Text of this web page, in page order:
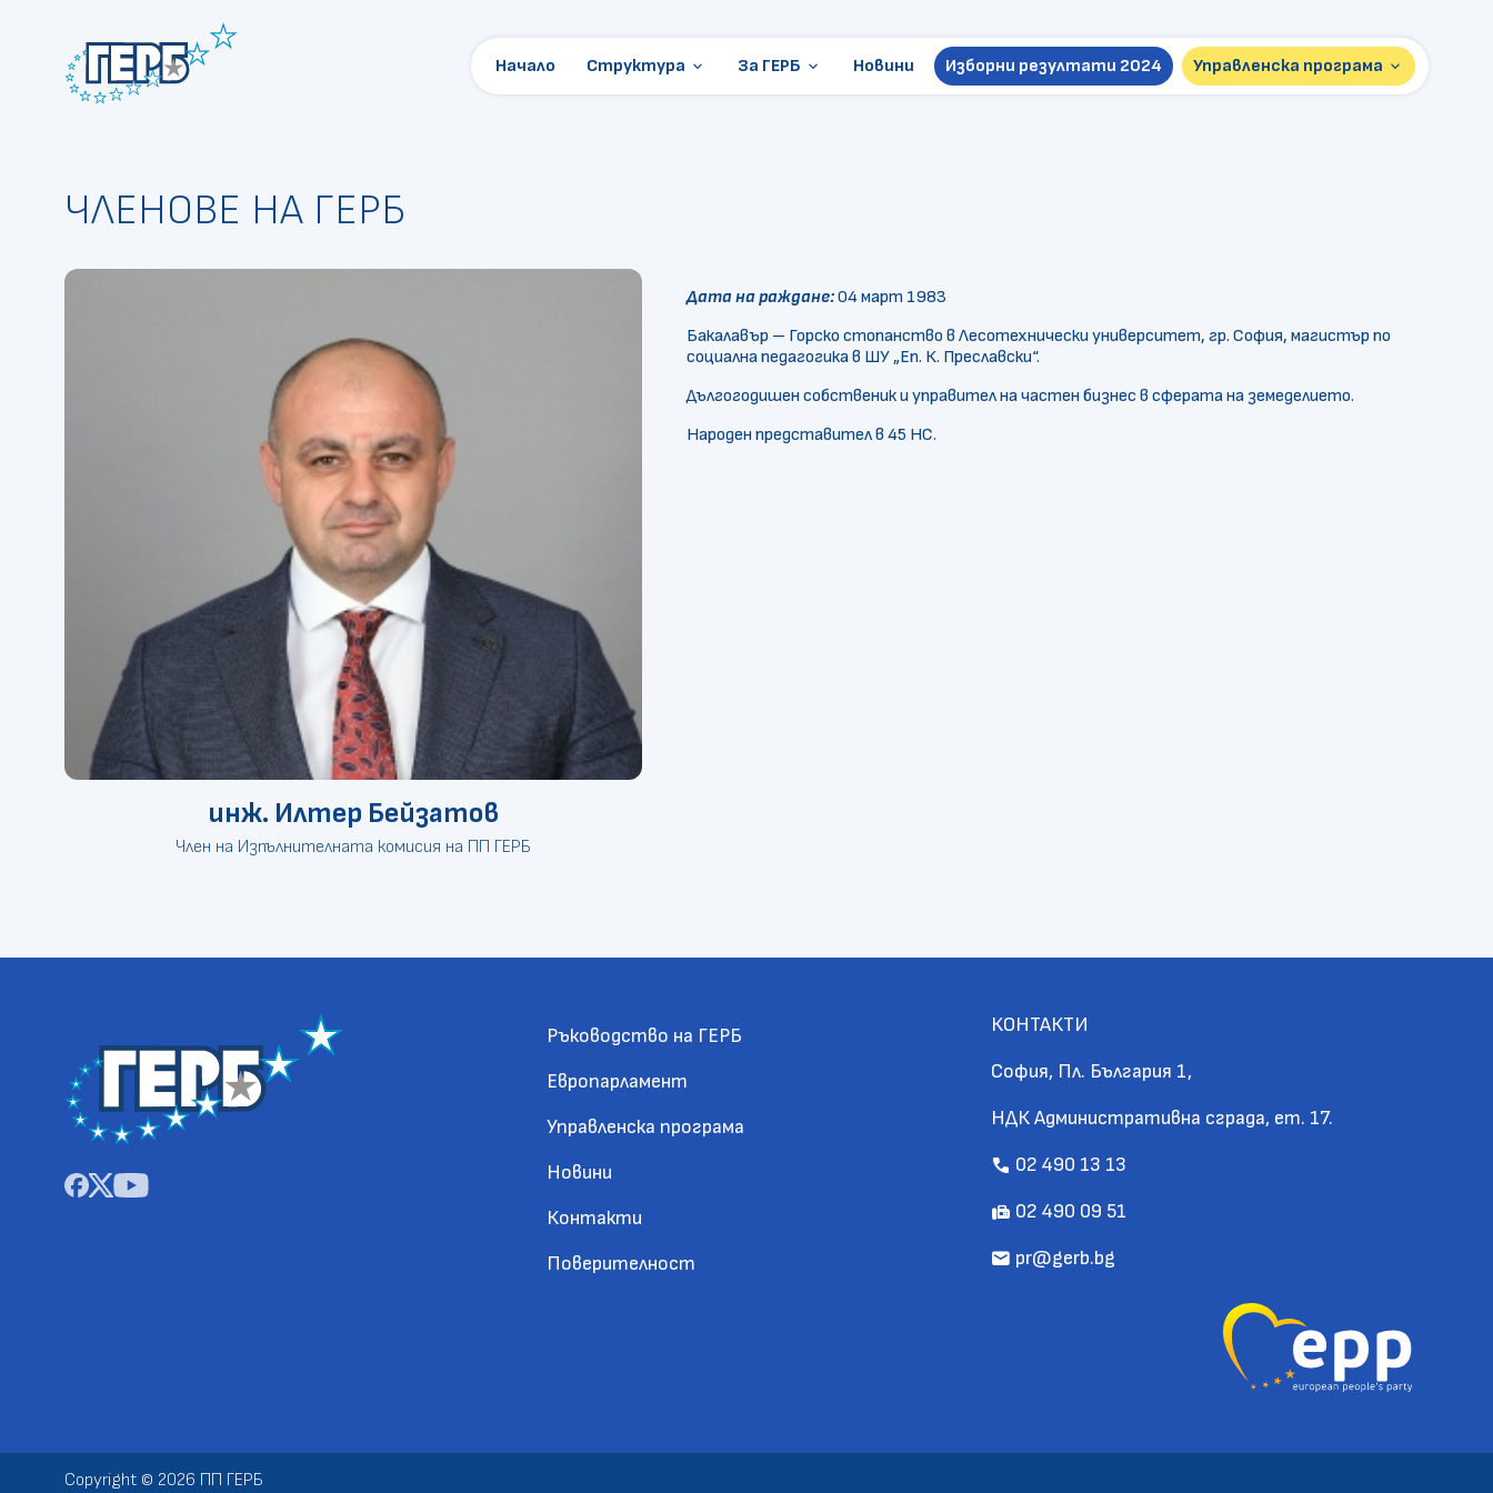
Начало Структура keyboard_arrow_down
Организации
Президентски избори
Документи
За ГЕРБ keyboard_arrow_down Новини Изборни резултати 2024 Управленска програма keyboard_arrow_down
ЧЛЕНОВЕ НА ГЕРБ
инж. Илтер Бейзатов
Член на Изпълнителната комисия на ПП ГЕРБ
Дата на раждане:04 март 1983
Бакалавър – Горско стопанство в Лесотехнически университет, гр. София, магистър по
социална педагогика в ШУ „Еп. К. Преславски“.
Дългогодишен собственик и управител на частен бизнес в сферата на земеделието.
Народен представител в 45 НС.
Ръководство на ГЕРБ
Европарламент
Управленска програма
Новини
Контакти
Поверителност
КОНТАКТИ
София, Пл. България 1,
НДК Административна сграда, ет. 17.
call 02 490 13 13
fax 02 490 09 51
mail pr@gerb.bg
Copyright © 2026 ПП ГЕРБ